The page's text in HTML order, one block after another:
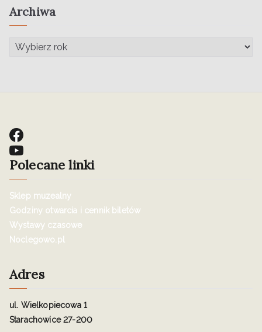
Archiwa
Polecane linki
Sklep muzealny
Godziny otwarcia i cennik biletów
Wystawy czasowe
Noclegowo.pl
Adres
ul. Wielkopiecowa 1
Starachowice 27-200